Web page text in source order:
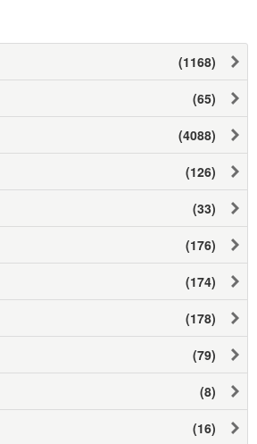
(1168)
(65)
(4088)
(126)
(33)
(176)
(174)
(178)
(79)
(8)
(16)